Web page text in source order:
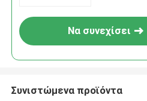
Να συνεχίσει
Συνιστώμενα προϊόντα